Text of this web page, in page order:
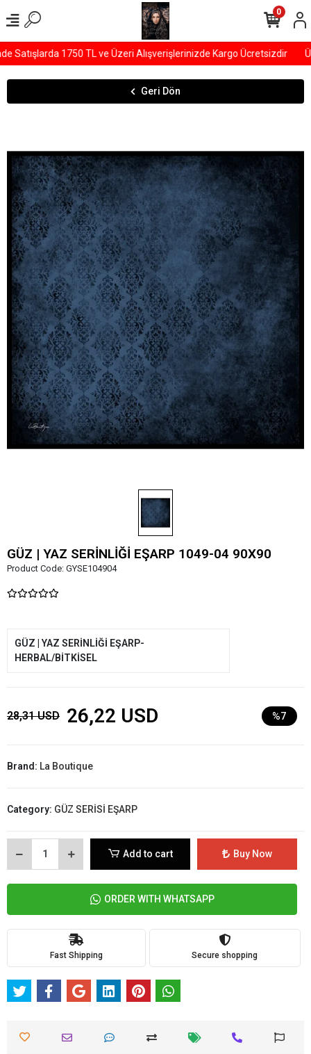
1750 TL ve Üzeri Alışverişlerinizde Kargo Ücretsizdir
0
Geri Dön
GÜZ | YAZ SERİNLİĞİ EŞARP 1049-04 90X90
Product Code: GYSE104904
GÜZ | YAZ SERİNLİĞİ EŞARP-
HERBAL/BİTKİSEL
28,31 USD 26,22 USD %7
Brand: La Boutique
Category: GÜZ SERİSİ EŞARP
Add to cart Buy Now
ORDER WITH WHATSAPP
Fast Shipping Secure shopping